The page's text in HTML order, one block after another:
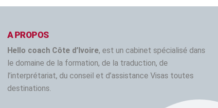
A PROPOS
Hello coach Côte d’Ivoire, est un cabinet spécialisé dans
le domaine de la formation, de la traduction, de
l’interprétariat, du conseil et d’assistance Visas toutes
destinations.